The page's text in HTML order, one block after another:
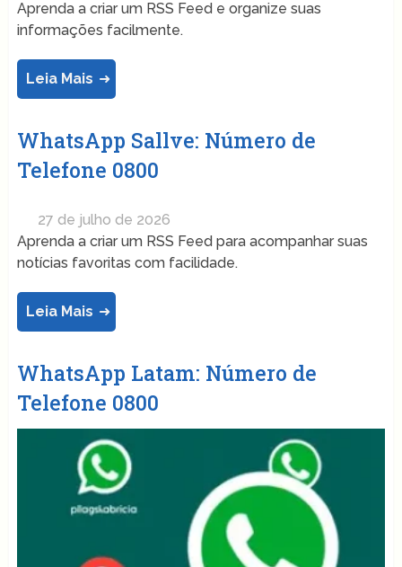
Aprenda a criar um RSS Feed e organize suas
informações facilmente.
Leia Mais
WhatsApp Sallve: Número de
Telefone 0800
27 de julho de 2026
Aprenda a criar um RSS Feed para acompanhar suas
notícias favoritas com facilidade.
Leia Mais
WhatsApp Latam: Número de
Telefone 0800